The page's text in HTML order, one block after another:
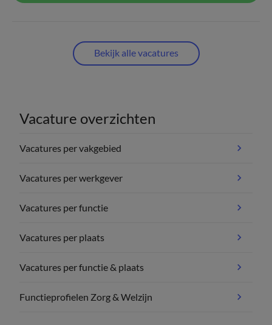
Bekijk alle vacatures
Vacature overzichten
Vacatures per vakgebied
Vacatures per werkgever
Vacatures per functie
Vacatures per plaats
Vacatures per functie & plaats
Functieprofielen Zorg & Welzijn